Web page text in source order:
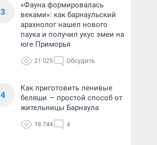
3
«Фауна формировалась
веками»: как барнаульский
арахнолог нашел нового
паука и получил укус змеи на
юге Приморья
21 025 Обсудить
4
Как приготовить ленивые
беляши — простой способ от
жительницы Барнаула
18 744 4